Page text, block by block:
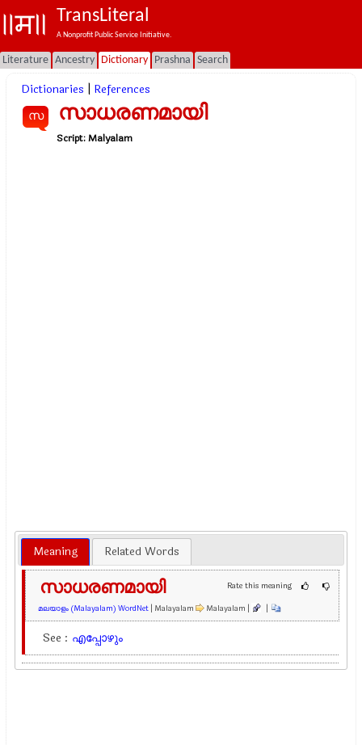
TransLiteral
A Nonprofit Public Service Initiative.
Literature Ancestry Dictionary Prashna Search
Dictionaries References
സ സാധരണമായി
Script:Malyalam
Meaning Related Words
Rate this meaning
സാധരണമായി
മലയാളം (Malayalam) WordNet | Malayalam Malayalam | |
See : എപ്പോഴും